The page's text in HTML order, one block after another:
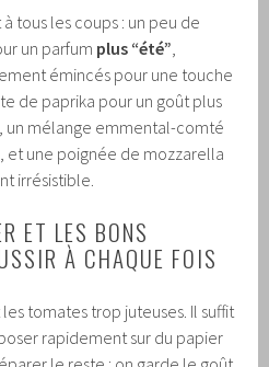
tous les coups : un peu de
un parfum plus “été”
émincés pour une touche
de paprika pour un goût plus
un mélange emmental-comté
et une poignée de mozzarella
irrésistible.
ET LES BONS
À CHAQUE FOIS
tomates trop juteuses. Il suffit
rapidement sur du papier